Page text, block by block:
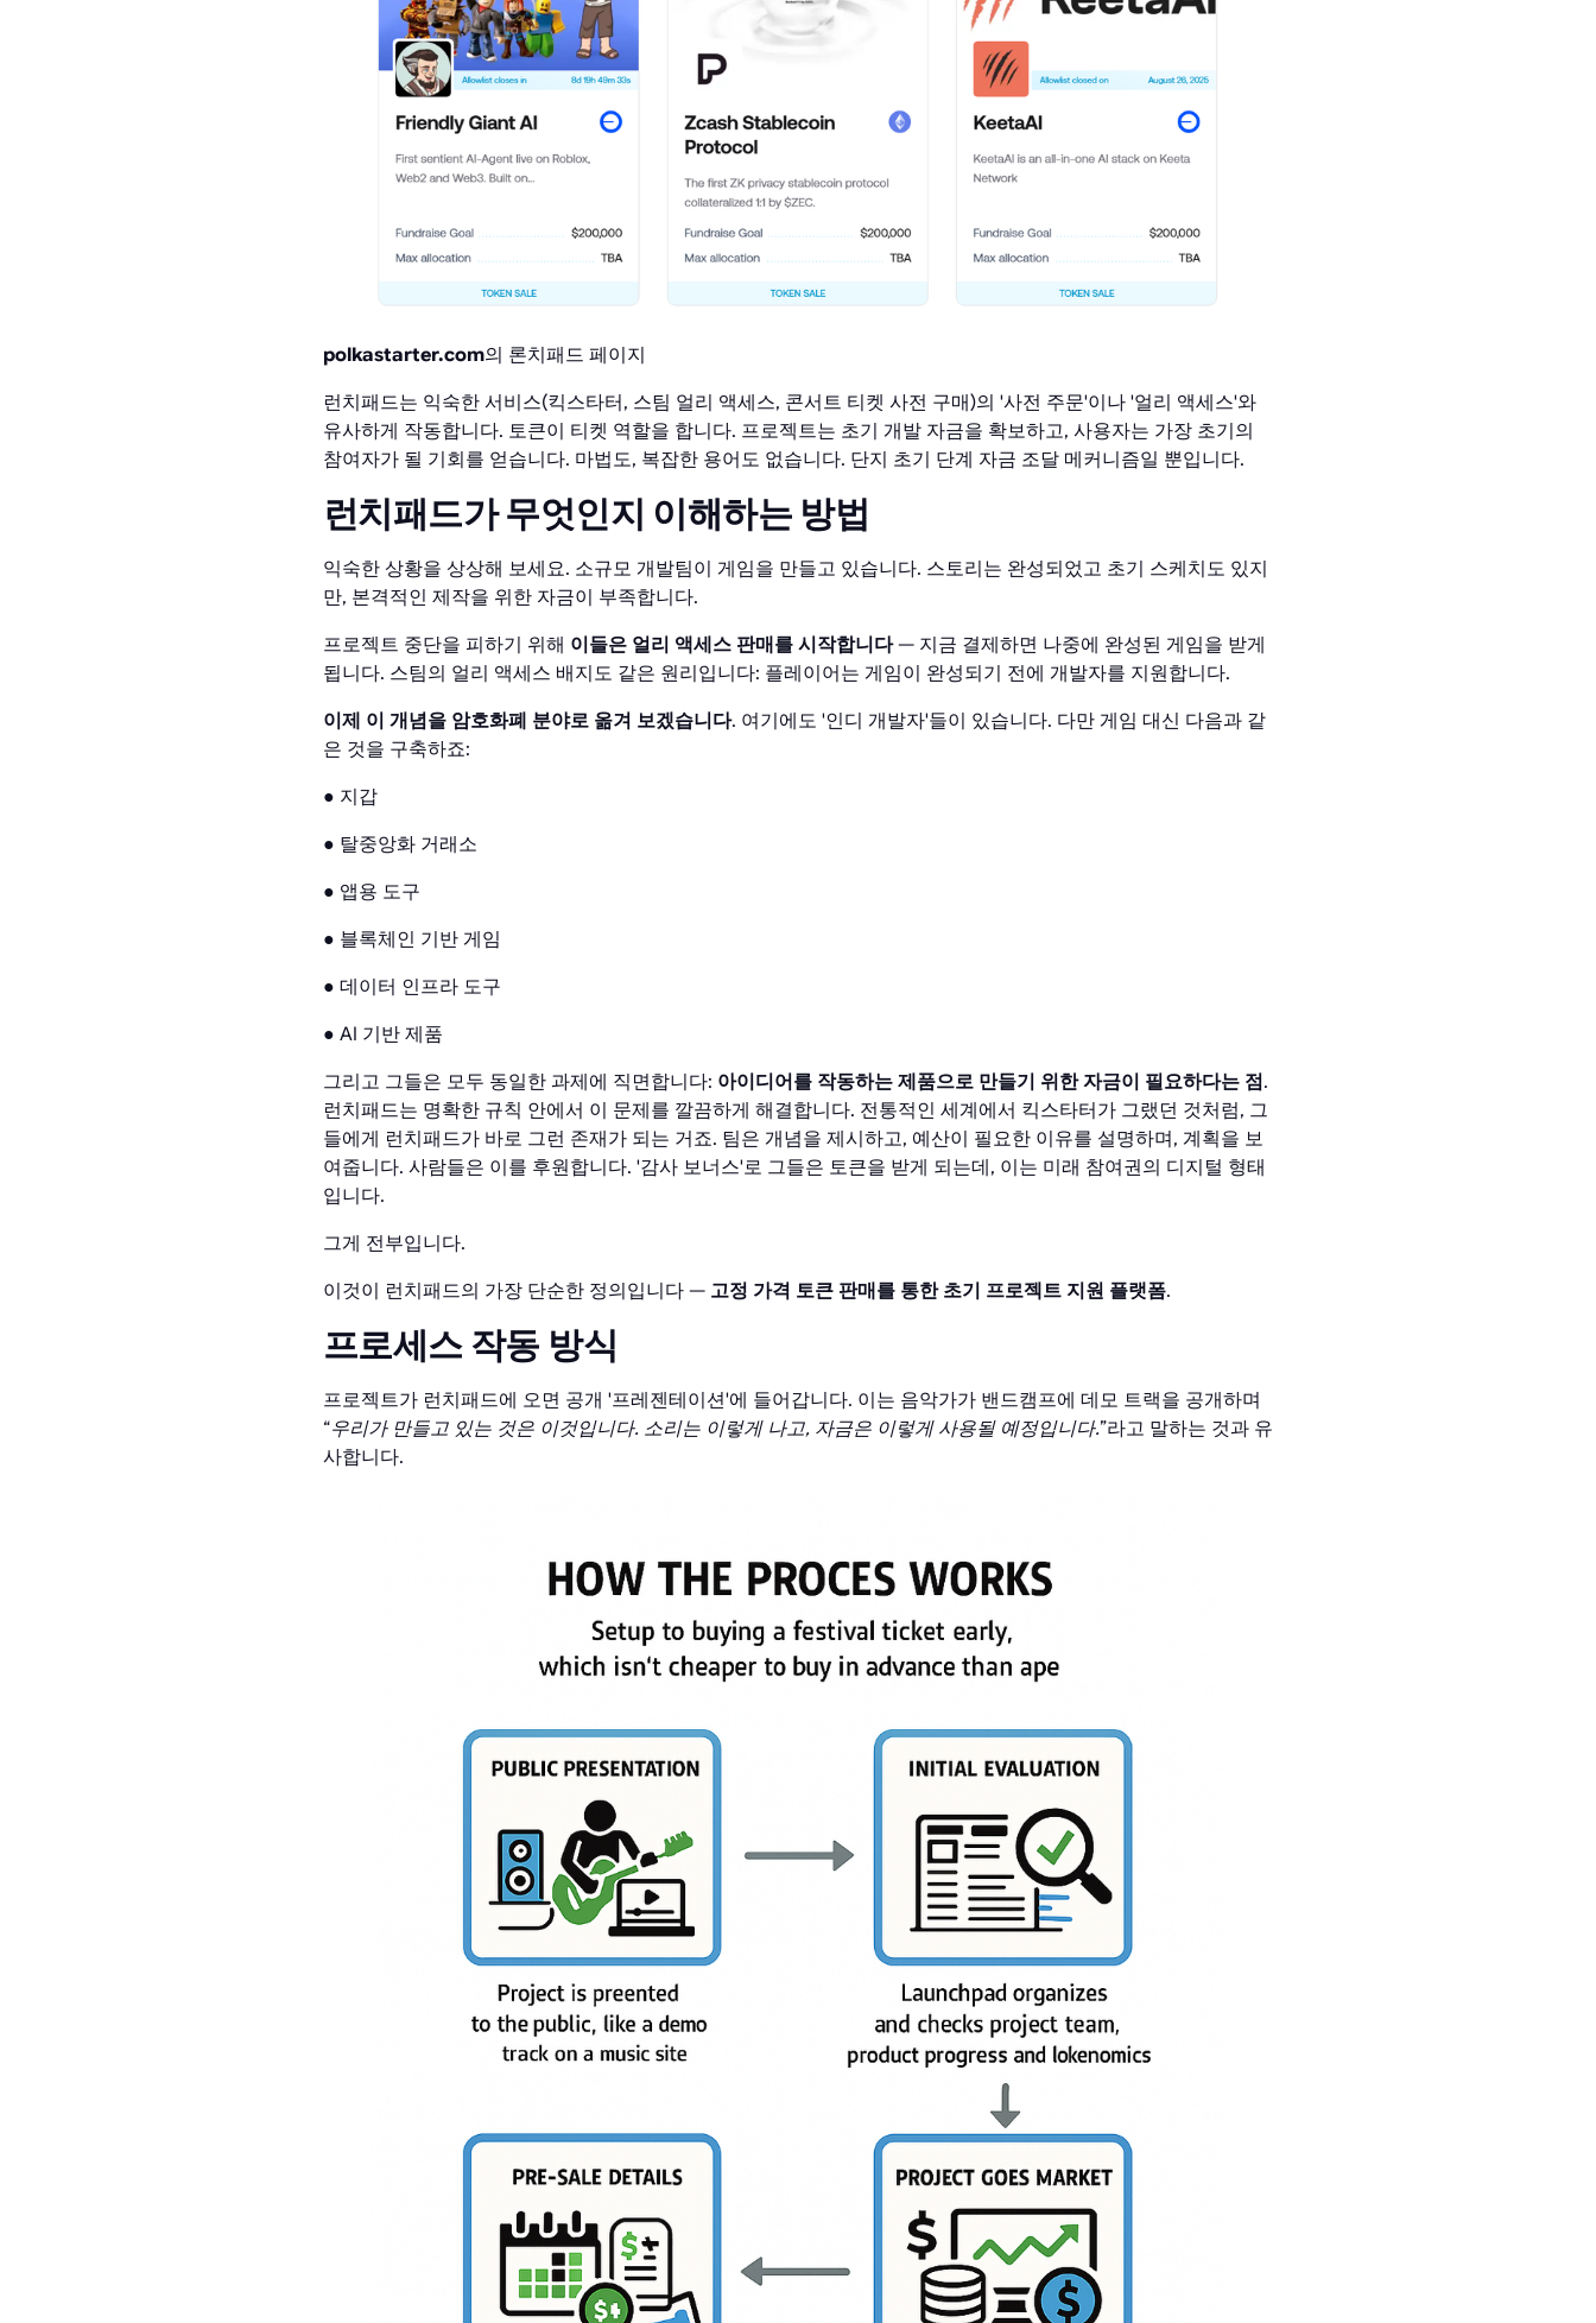
polkastarter.com의 론치패드 페이지
런치패드는 익숙한 서비스(킥스타터, 스팀 얼리 액세스, 콘서트 티켓 사전 구매)의 '사전 주문'이나 '얼리 액세스'와
유사하게 작동합니다. 토큰이 티켓 역할을 합니다. 프로젝트는 초기 개발 자금을 확보하고, 사용자는 가장 초기의
참여자가 될 기회를 얻습니다. 마법도, 복잡한 용어도 없습니다. 단지 초기 단계 자금 조달 메커니즘일 뿐입니다.
런치패드가 무엇인지 이해하는 방법
익숙한 상황을 상상해 보세요. 소규모 개발팀이 게임을 만들고 있습니다. 스토리는 완성되었고 초기 스케치도 있지
만, 본격적인 제작을 위한 자금이 부족합니다.
프로젝트 중단을 피하기 위해 이들은 얼리 액세스 판매를 시작합니다— 지금 결제하면 나중에 완성된 게임을 받게
됩니다. 스팀의 얼리 액세스 배지도 같은 원리입니다: 플레이어는 게임이 완성되기 전에 개발자를 지원합니다.
이제 이 개념을 암호화폐 분야로 옮겨 보겠습니다. 여기에도 '인디 개발자'들이 있습니다. 다만 게임 대신 다음과 같
은 것을 구축하죠:
● 지갑
● 탈중앙화 거래소
● 앱용 도구
● 블록체인 기반 게임
● 데이터 인프라 도구
● AI 기반 제품
그리고 그들은 모두 동일한 과제에 직면합니다: 아이디어를 작동하는 제품으로 만들기 위한 자금이 필요하다는 점.
런치패드는 명확한 규칙 안에서 이 문제를 깔끔하게 해결합니다. 전통적인 세계에서 킥스타터가 그랬던 것처럼, 그
들에게 런치패드가 바로 그런 존재가 되는 거죠. 팀은 개념을 제시하고, 예산이 필요한 이유를 설명하며, 계획을 보
여줍니다. 사람들은 이를 후원합니다. '감사 보너스'로 그들은 토큰을 받게 되는데, 이는 미래 참여권의 디지털 형태
입니다.
그게 전부입니다.
이것이 런치패드의 가장 단순한 정의입니다 — 고정 가격 토큰 판매를 통한 초기 프로젝트 지원 플랫폼.
프로세스 작동 방식
프로젝트가 런치패드에 오면 공개 '프레젠테이션'에 들어갑니다. 이는 음악가가 밴드캠프에 데모 트랙을 공개하며
“우리가 만들고 있는 것은 이것입니다. 소리는 이렇게 나고, 자금은 이렇게 사용될 예정입니다.”라고 말하는 것과 유
사합니다.